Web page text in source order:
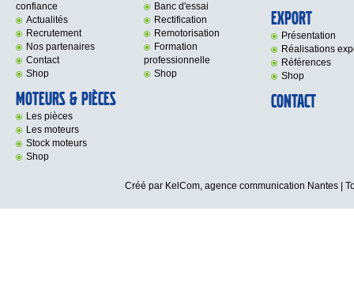
confiance
Actualités
Recrutement
Nos partenaires
Contact
Shop
Moteurs & Pièces
Les pièces
Les moteurs
Stock moteurs
Shop
Banc d'essai
Rectification
Remotorisation
Formation
professionnelle
Shop
Export
Présentation
Réalisations
Références
Shop
Contact
Créé par KelCom, agence communication Nantes |